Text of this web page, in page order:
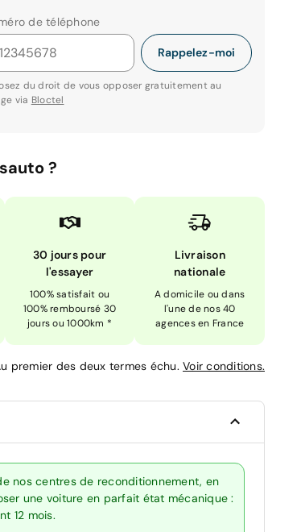
de téléphone
Rappelez-moi
du droit de vous opposer gratuitement au
via Bloctel
?
30 jours pour
l'essayer
100% satisfait ou
100% remboursé 30
jours ou 1000km *
Livraison
nationale
A domicile ou dans
l'une de nos 40
agences en France
premier des deux termes échu. Voir conditions.
nos centres de reconditionnement, en
une voiture en parfait état mécanique :
12 mois.